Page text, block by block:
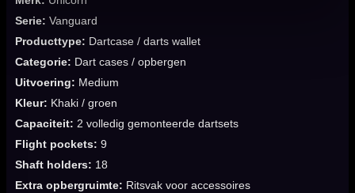
Serie: Vanguard
Producttype: Dartcase / darts wallet
Categorie: Dart cases / opbergen
Uitvoering: Medium
Kleur: Khaki / groen
Capaciteit: 2 volledig gemonteerde dartsets
Flight pockets: 9
Shaft holders: 18
Extra opbergruimte: Ritsvak voor accessoires